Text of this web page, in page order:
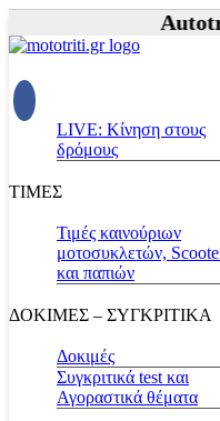
Autotriti.gr |
LIVE: Κίνηση στους
δρόμους
ΤΙΜΕΣ
Τιμές καινούριων
μοτοσυκλετών,
και παπιών
ΔΟΚΙΜΕΣ – ΣΥΓΚΡΙΤΙΚΑ
Δοκιμές
Συγκριτικά test και
Αγοραστικά θέματα